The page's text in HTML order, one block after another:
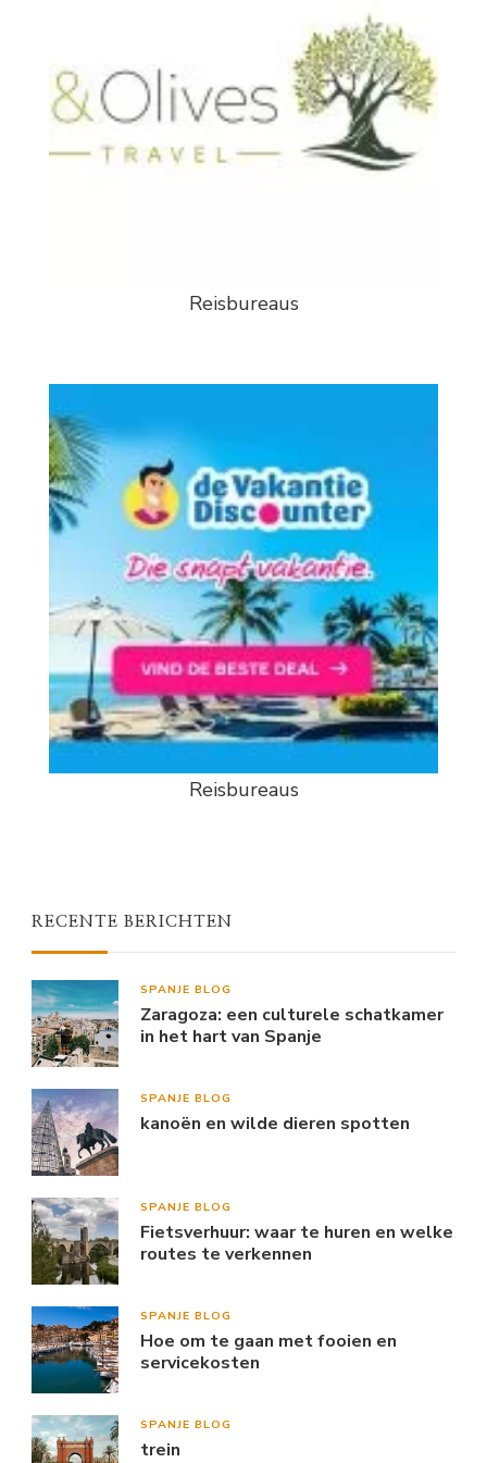
Reisbureaus
Reisbureaus
RECENTE BERICHTEN
SPANJE BLOG
Zaragoza: een culturele schatkamer
in het hart van Spanje
SPANJE BLOG
kanoën en wilde dieren spotten
SPANJE BLOG
Fietsverhuur: waar te huren en welke
routes te verkennen
SPANJE BLOG
Hoe om te gaan met fooien en
servicekosten
SPANJE BLOG
trein